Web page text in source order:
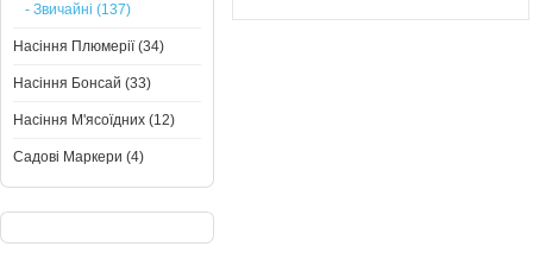
- Звичайні (137)
Насіння Плюмерії (34)
Насіння Бонсай (33)
Насіння М'ясоїдних (12)
Садові Маркери (4)